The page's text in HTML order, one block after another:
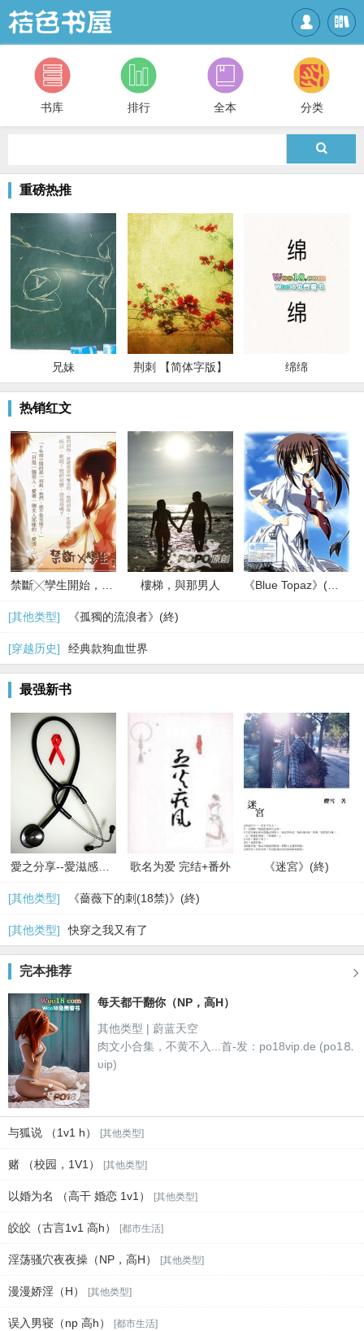
 
书库 排行 全本 分类

重磅热推
兄妹 荆刺 【简体字版】 绵绵
热销红文
樓梯，與那男人
[其他类型] 《孤獨的流浪者》(終)
[穿越历史] 经典款狗血世界
最强新书
歌名为爱 完结+番外 《迷宮》(終)
[其他类型] 《薔薇下的刺(18禁)》(終)
[其他类型] 快穿之我又有了
完本推荐 
每天都干翻你（NP，高H）
其他类型 | 蔚蓝天空
肉文小合集，不黄不入...首-发：po18vip.de (po1⒏
υip)
与狐说 （1v1 h） [其他类型]
赌 （校园，1V1） [其他类型]
以婚为名 （高干 婚恋 1v1） [其他类型]
皎皎（古言1v1 高h） [都市生活]
淫荡骚穴夜夜操（NP，高H） [其他类型]
漫漫娇淫（H） [其他类型]
误入男寝（np 高h） [都市生活]